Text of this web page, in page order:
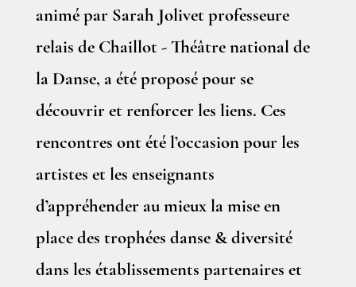
animé par Sarah Jolivet professeure
relais de Chaillot - Théâtre national de
la Danse, a été proposé pour se
découvrir et renforcer les liens. Ces
rencontres ont été l’occasion pour les
artistes et les enseignants
d’appréhender au mieux la mise en
place des trophées danse & diversité
dans les établissements partenaires et